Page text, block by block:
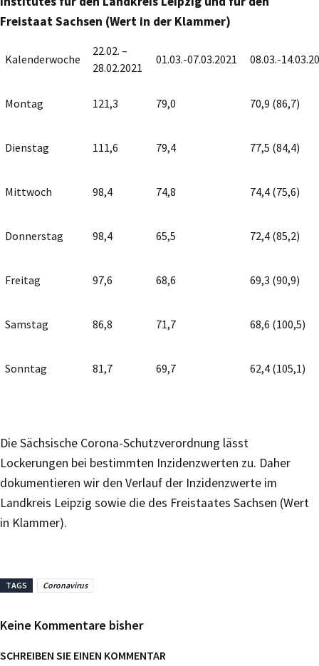
Freistaat Sachsen (Wert in der Klammer)
Kalenderwoche
22.02. –
28.02.2021
01.03.-07.03.2021 08.03.-
Montag 121,3 79,0 70,9 (86,7)
Dienstag 111,6 79,4 77,5 (84,4)
Mittwoch 98,4 74,8 74,4 (75,6)
Donnerstag 98,4 65,5 72,4 (85,2)
Freitag 97,6 68,6 69,3 (90,9)
Samstag 86,8 71,7 68,6 (100,5)
Sonntag 81,7 69,7 62,4 (105,1)
Die Sächsische Corona-Schutzverordnung lässt
Lockerungen bei bestimmten Inzidenzwerten zu. Daher
dokumentieren wir den Verlauf der Inzidenzwerte im
Landkreis Leipzig sowie die des Freistaates Sachsen (Wert
in Klammer).
TAGS Coronavirus
Keine Kommentare bisher
SCHREIBEN SIE EINEN KOMMENTAR